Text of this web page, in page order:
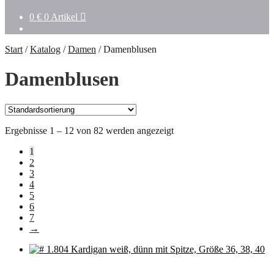
0 € 0 Artikel
Start /Katalog /Damen /Damenblusen
Damenblusen
Ergebnisse 1 – 12 von 82 werden angezeigt
1
2
3
4
5
6
7
→